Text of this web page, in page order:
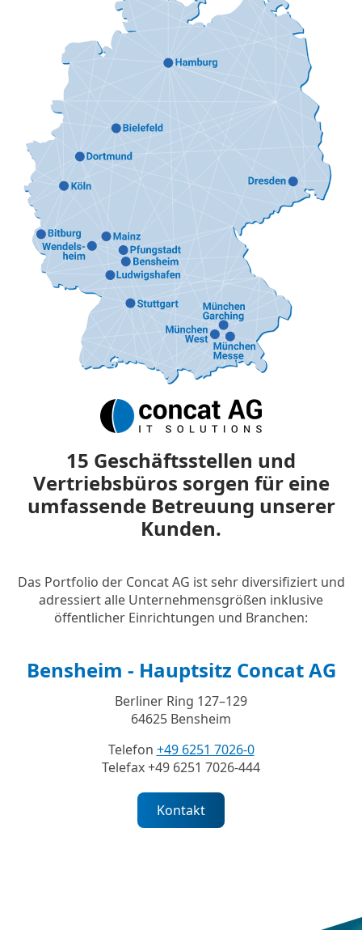
15 Geschäftsstellen und
Vertriebsbüros sorgen für eine
umfassende Betreuung unserer
Kunden.
Das Portfolio der Concat AG ist sehr diversifiziert und
adressiert alle Unternehmensgrößen inklusive
öffentlicher Einrichtungen und Branchen:
Bensheim - Hauptsitz Concat AG
Berliner Ring 127–129
64625 Bensheim
Telefon +49 6251 7026-0
Telefax +49 6251 7026-444
Kontakt